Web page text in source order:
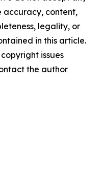
accuracy, content,
legality, or
in this article.
issues
the author